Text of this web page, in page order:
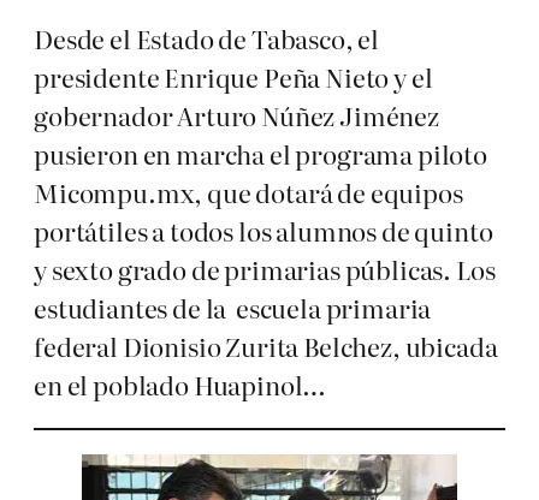
Desde el Estado de Tabasco, el
presidente Enrique Peña Nieto y el
gobernador Arturo Núñez Jiménez
pusieron en marcha el programa piloto
Micompu.mx, que dotará de equipos
portátiles a todos los alumnos de quinto
y sexto grado de primarias públicas. Los
estudiantes de la escuela primaria
federal Dionisio Zurita Belchez, ubicada
en el poblado Huapinol…